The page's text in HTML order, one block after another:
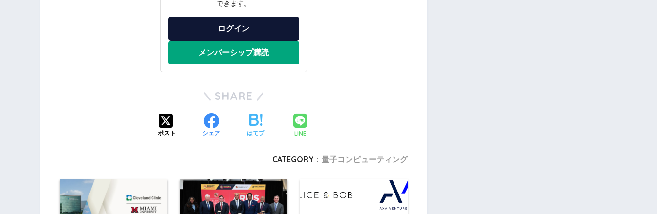
できます。
ログイン
メンバーシップ購読
SHARE
ポスト シェア はてブ LINE
CATEGORY : 量子コンピューティング